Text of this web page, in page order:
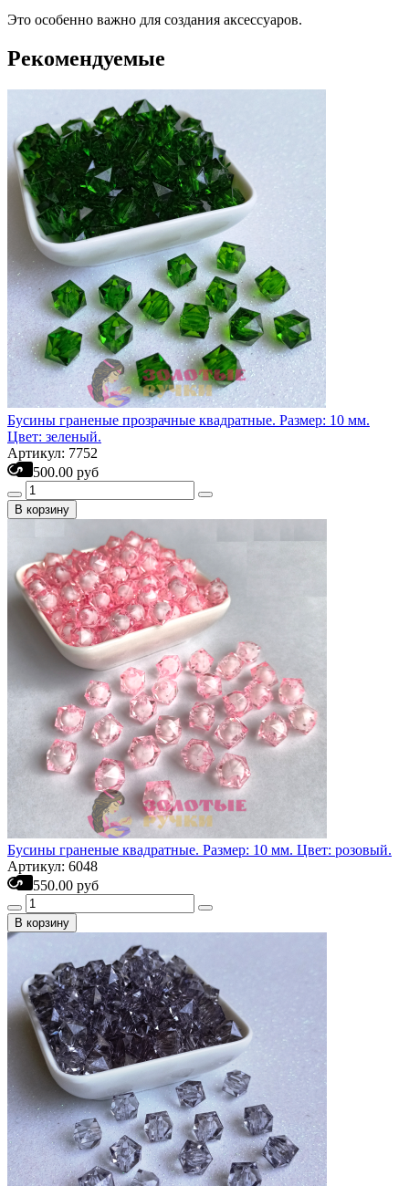
Это особенно важно для создания аксессуаров.
Рекомендуемые
Бусины граненые прозрачные квадратные. Размер: 10 мм.
Цвет: зеленый.
Артикул: 7752
500.00 руб
В корзину
Бусины граненые квадратные. Размер: 10 мм. Цвет: розовый.
Артикул: 6048
550.00 руб
В корзину